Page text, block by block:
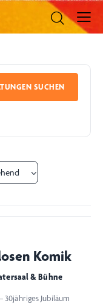
SUCHEN
Komik
& Bühne
Jubiläum